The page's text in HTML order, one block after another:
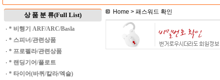
상 품 분 류(Full List)
· * 비행기 ARF/ARC/Basla
· * 스피너/관련상품
· * 프로펠라/관련상품
· * 랜딩기어/플로트
· * 타이어(바퀴/칼라/엑슬)
Home > 패스워드 확인